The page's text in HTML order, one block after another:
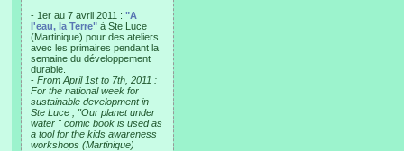
- 1er au 7 avril 2011 : "A
l'eau, la Terre" à Ste Luce
(Martinique) pour des ateliers
avec les primaires pendant la
semaine du développement
durable.
- From April 1st to 7th, 2011 :
For the national week for
sustainable development in
Ste Luce , "Our planet under
water " comic book is used as
a tool for the kids awareness
workshops (Martinique)